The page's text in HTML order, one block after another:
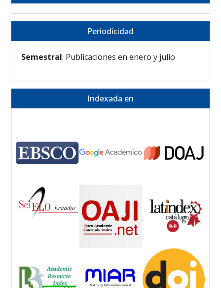
Periodicidad
Semestral: Publicaciones en enero y julio
Indexada en